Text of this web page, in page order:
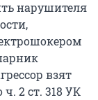
нарушителя
взят
2 ст. 318 УК